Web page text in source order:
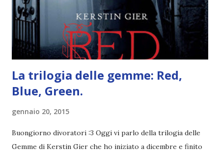
coprendoti gli occhi. È bellissimo, forte, e assolutamente
terrificante. Non mi vede neppure. Ma io l'ho notato. L'ho
visto, l'ho sentito. Le cose che ha fatto, i misfatti ch...
La trilogia delle gemme: Red,
Blue, Green.
gennaio 20, 2015
Buongiorno divoratori :3 Oggi vi parlo della trilogia delle
Gemme di Kerstin Gier che ho iniziato a dicembre e finito